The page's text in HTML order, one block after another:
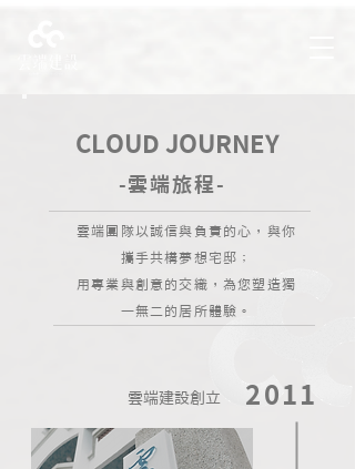
CLOUD JOURNEY
​-雲端旅程-
雲端團隊以誠信與負責的心，與你
攜手共構夢想宅邸；
用專業與創意的交織，為您塑造獨
一無二的居所體驗。
2011
雲端建設創立